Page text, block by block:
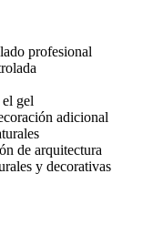
profesional
el gel
adicional
de arquitectura
y decorativas